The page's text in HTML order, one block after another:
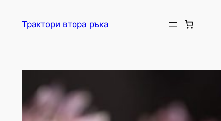
Трактори втора ръка